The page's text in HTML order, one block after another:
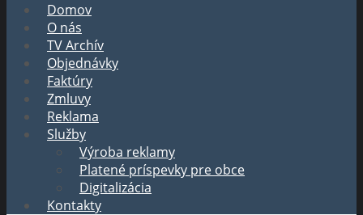
Domov
O nás
TV Archív
Objednávky
Faktúry
Zmluvy
Reklama
Služby
Výroba reklamy
Platené príspevky pre obce
Digitalizácia
Kontakty